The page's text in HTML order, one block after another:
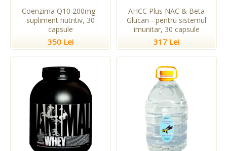
Coenzima Q10 200mg -
supliment nutritiv, 30
capsule
350 Lei
AHCC Plus NAC & Beta
Glucan - pentru sistemul
imunitar, 30 capsule
317 Lei